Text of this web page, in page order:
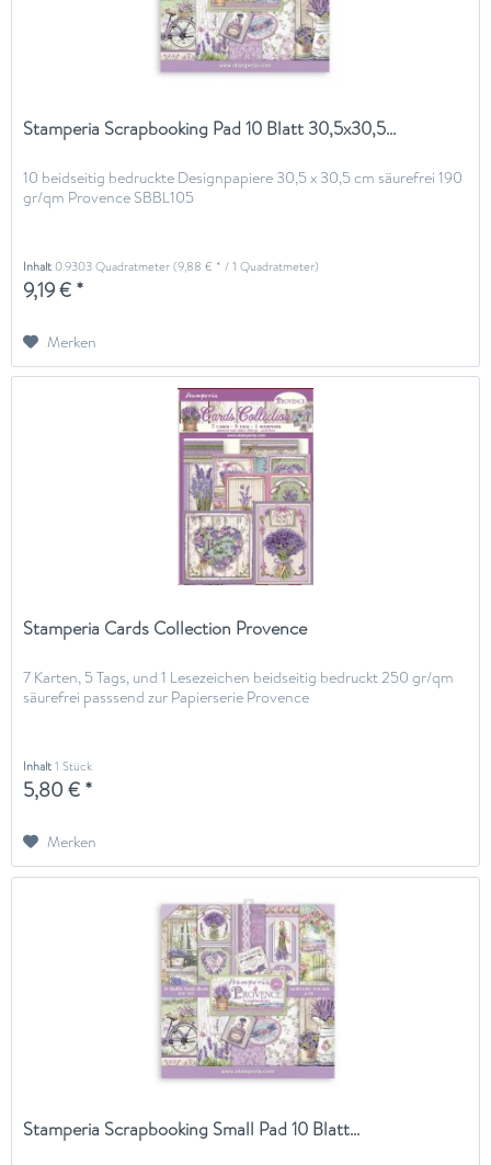
Stamperia Scrapbooking Pad 10 Blatt 30,5x30,5...
10 beidseitig bedruckte Designpapiere 30,5 x 30,5 cm säurefrei 190
gr/qm Provence SBBL105
Inhalt0.9303 Quadratmeter(9,88 € * / 1 Quadratmeter)
9,19 € *
Merken
Stamperia Cards Collection Provence
7 Karten, 5 Tags, und 1 Lesezeichen beidseitig bedruckt 250 gr/qm
säurefrei passsend zur Papierserie Provence
Inhalt1 Stück
5,80 € *
Merken
Stamperia Scrapbooking Small Pad 10 Blatt...